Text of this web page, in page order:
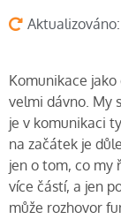
Komunikace
velmi dávno. My
je v komunikaci
na začátek je
jen o tom, co my
více částí, a jen
může rozhovor